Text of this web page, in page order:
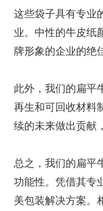
这些袋子具有专业
业。中性的牛皮纸
牌形象的企业的绝
此外，我们的扁平
再生和可回收材料
续的未来做出贡献
总之，我们的扁平
功能性。凭借其专
美包装解决方案。